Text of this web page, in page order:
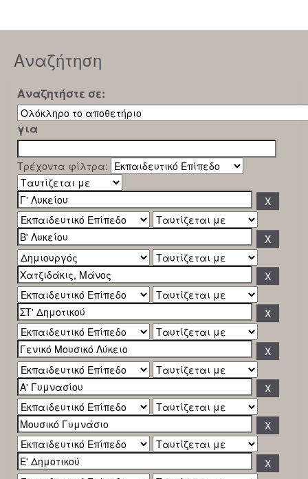
Αναζήτηση
Αναζητήστε σε:
για
Τρέχοντα φίλτρα: